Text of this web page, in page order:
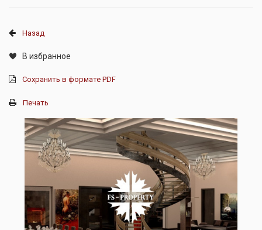
Назад
В избранное
Сохранить в формате PDF
Печать